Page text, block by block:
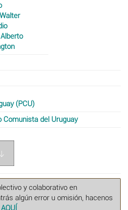
(PCU)
Comunista del Uruguay
y colaborativo en
algún error u omisión, hacenos
AQUÍ